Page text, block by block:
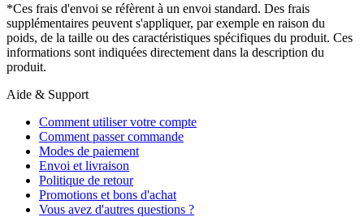
*Ces frais d'envoi se réfèrent à un envoi standard. Des frais
supplémentaires peuvent s'appliquer, par exemple en raison du
poids, de la taille ou des caractéristiques spécifiques du produit. Ces
informations sont indiquées directement dans la description du
produit.
Aide & Support
Comment utiliser votre compte
Comment passer commande
Modes de paiement
Envoi et livraison
Politique de retour
Promotions et bons d'achat
Vous avez d'autres questions ?